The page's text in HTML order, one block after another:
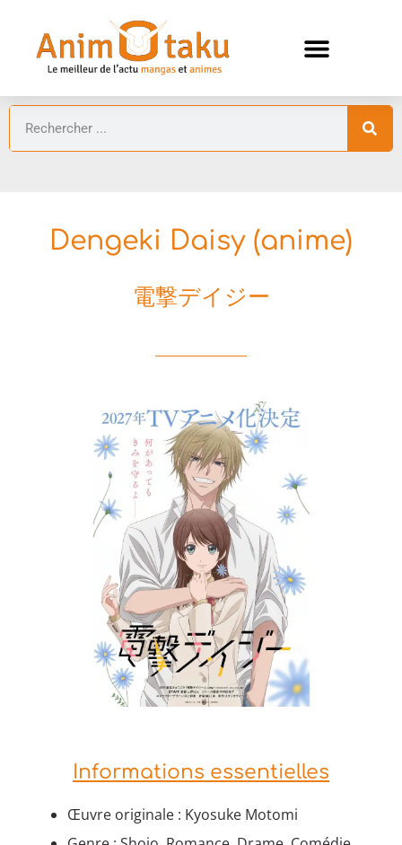
Dengeki Daisy (anime)
電撃デイジー
Informations essentielles
Œuvre originale : Kyosuke Motomi